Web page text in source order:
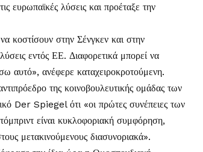
ευρωπαϊκές λύσεις και προέταξε την
κοστίσουν στην Σένγκεν και στην
εντός ΕΕ. Διαφορετικά μπορεί να
αυτό», ανέφερε καταχειροκροτούμενη.
της κοινοβουλευτικής ομάδας των
Der Spiegel ότι «οι πρώτες συνέπειες των
είναι κυκλοφοριακή συμφόρηση,
μετακινούμενους διασυνοριακά».